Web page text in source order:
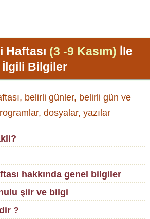
Haftası (3 -9 Kasım) İle
İlgili Bilgiler
belirli günler, belirli gün ve
dosyalar, yazılar
hakkında genel bilgiler
şiir ve bilgi
?